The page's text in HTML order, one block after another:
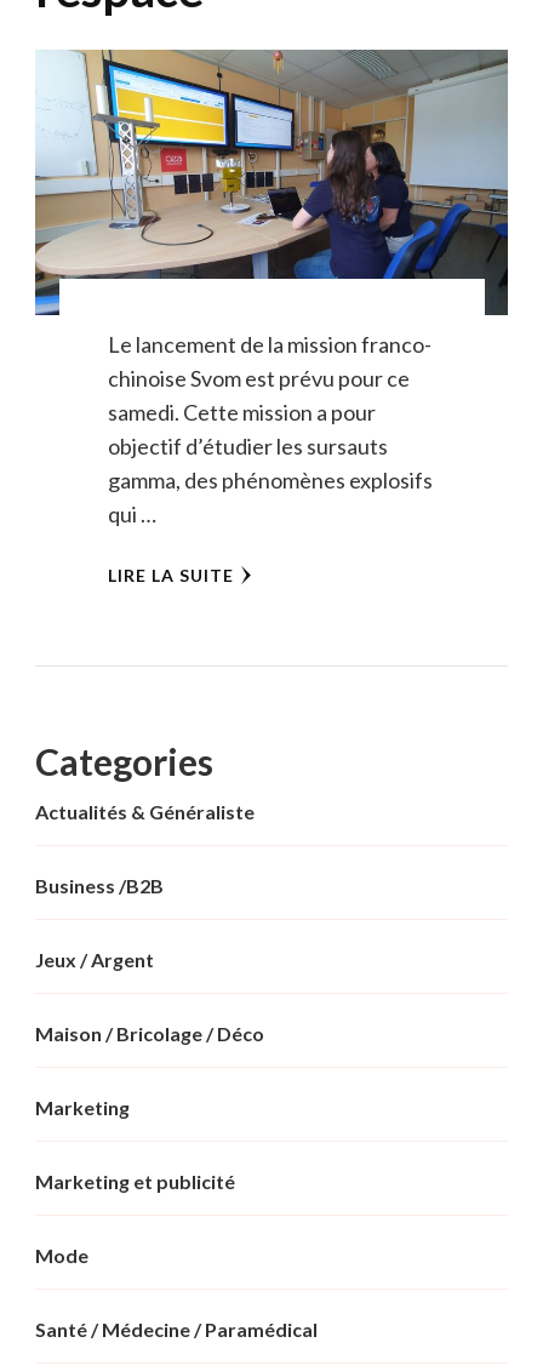
Le lancement de la mission franco-
chinoise Svom est prévu pour ce
samedi. Cette mission a pour
objectif d’étudier les sursauts
gamma, des phénomènes explosifs
qui …
LIRE LA SUITE
Categories
Actualités & Généraliste
Business /B2B
Jeux / Argent
Maison / Bricolage / Déco
Marketing
Marketing et publicité
Mode
Santé / Médecine / Paramédical